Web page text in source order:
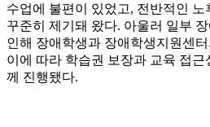
수업에 불편이 있었고, 전반적인 노
꾸준히 제기돼 왔다. 아울러 일부
인해 장애학생과 장애학생지원센
이에 따라 학습권 보장과 교육 접
께 진행됐다.